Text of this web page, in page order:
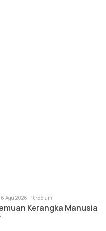
6 Agu 2026 | 10:56 am
Kerangka Manusia